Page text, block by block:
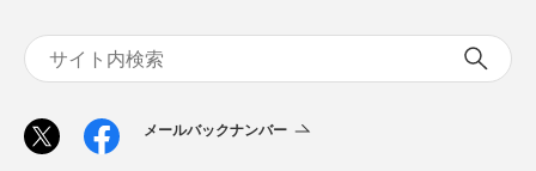
メールバックナンバー